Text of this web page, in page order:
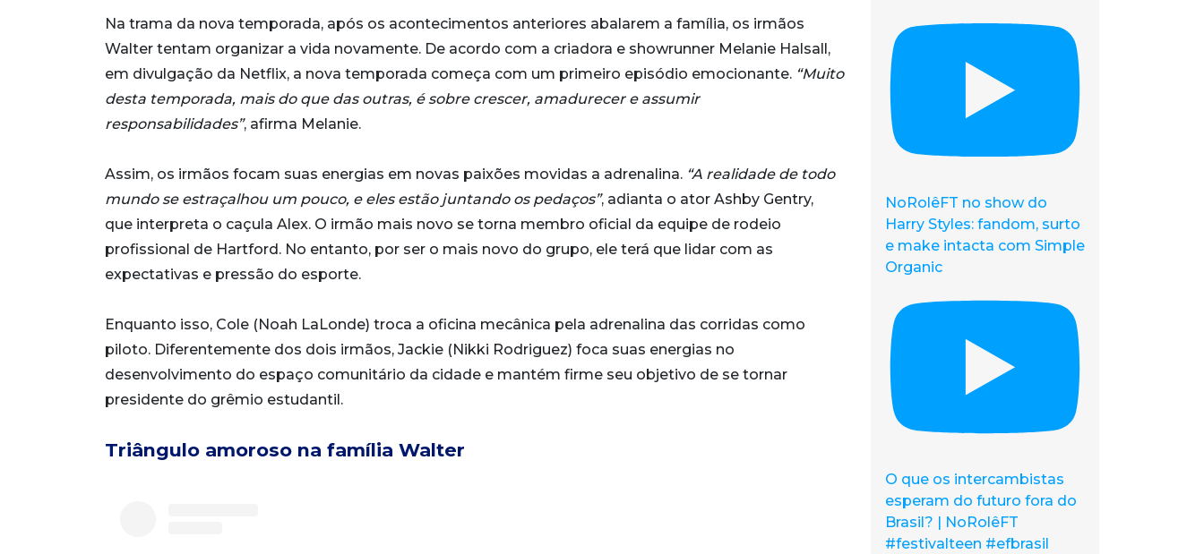
Na trama da nova temporada, após os acontecimentos anteriores abalarem a família, os irmãos
Walter tentam organizar a vida novamente. De acordo com a criadora e showrunner Melanie Halsall,
em divulgação da Netflix, a nova temporada começa com um primeiro episódio emocionante. “Muito
desta temporada, mais do que das outras, é sobre crescer, amadurecer e assumir
responsabilidades”, afirma Melanie.
Assim, os irmãos focam suas energias em novas paixões movidas a adrenalina. “A realidade de todo
mundo se estraçalhou um pouco, e eles estão juntando os pedaços”, adianta o ator Ashby Gentry,
que interpreta o caçula Alex. O irmão mais novo se torna membro oficial da equipe de rodeio
profissional de Hartford. No entanto, por ser o mais novo do grupo, ele terá que lidar com as
expectativas e pressão do esporte.
Enquanto isso, Cole (Noah LaLonde) troca a oficina mecânica pela adrenalina das corridas como
piloto. Diferentemente dos dois irmãos, Jackie (Nikki Rodriguez) foca suas energias no
desenvolvimento do espaço comunitário da cidade e mantém firme seu objetivo de se tornar
presidente do grêmio estudantil.
Triângulo amoroso na família Walter
NoRolêFT no show do
Harry Styles: fandom, surto
e make intacta com Simple
Organic
O que os intercambistas
esperam do futuro fora do
Brasil? | NoRolêFT
#festivalteen #efbrasil